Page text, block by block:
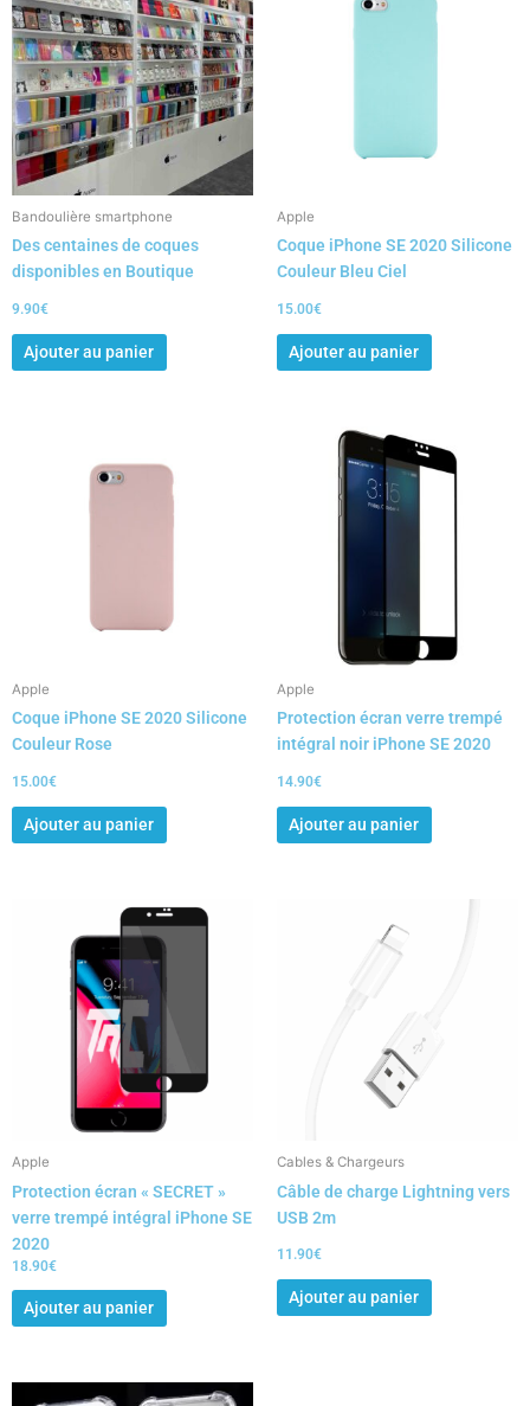
Bandoulière smartphone
Des centaines de coques
disponibles en Boutique
9.90€
Ajouter au panier
Apple
Coque iPhone SE 2020 Silicone
Couleur Bleu Ciel
15.00€
Ajouter au panier
Apple
Coque iPhone SE 2020 Silicone
Couleur Rose
15.00€
Ajouter au panier
Apple
Protection écran verre trempé
intégral noir iPhone SE 2020
14.90€
Ajouter au panier
Apple
Protection écran « SECRET »
verre trempé intégral iPhone SE
2020
18.90€
Ajouter au panier
Cables & Chargeurs
Câble de charge Lightning vers
USB 2m
11.90€
Ajouter au panier